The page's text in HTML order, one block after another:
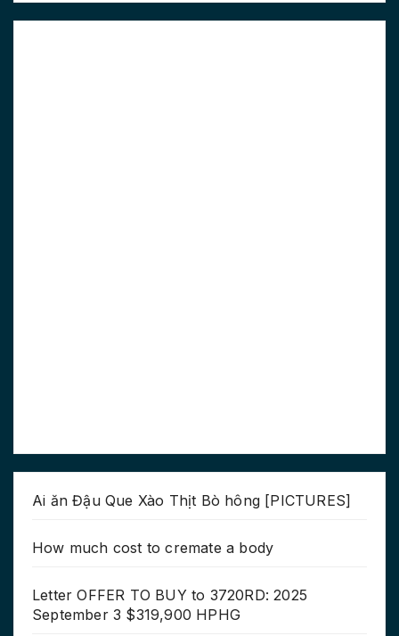
Ai ăn Đậu Que Xào Thịt Bò hông [PICTURES]
How much cost to cremate a body
Letter OFFER TO BUY to 3720RD: 2025
September 3 $319,900 HPHG